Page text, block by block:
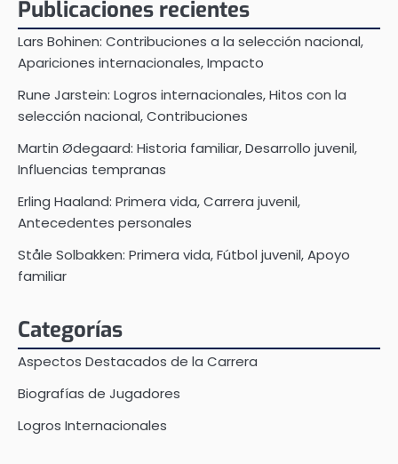
Publicaciones recientes
Lars Bohinen: Contribuciones a la selección nacional,
Apariciones internacionales, Impacto
Rune Jarstein: Logros internacionales, Hitos con la
selección nacional, Contribuciones
Martin Ødegaard: Historia familiar, Desarrollo juvenil,
Influencias tempranas
Erling Haaland: Primera vida, Carrera juvenil,
Antecedentes personales
Ståle Solbakken: Primera vida, Fútbol juvenil, Apoyo
familiar
Categorías
Aspectos Destacados de la Carrera
Biografías de Jugadores
Logros Internacionales